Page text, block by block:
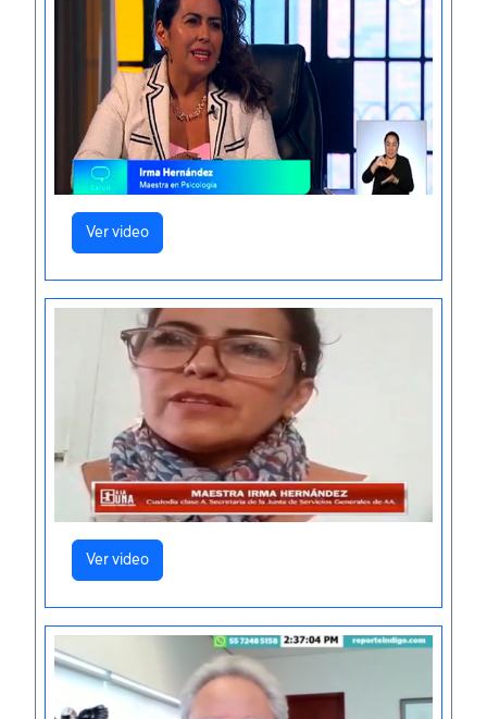
Ver video
Ver video